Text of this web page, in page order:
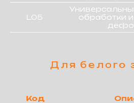
L05
обработки
Код